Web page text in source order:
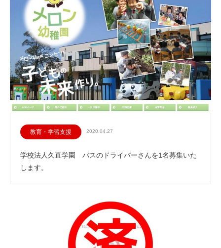
教育・学習支援 2020.04.27
学校法人久直学園 バスのドライバーさんを1名募集いた
します。